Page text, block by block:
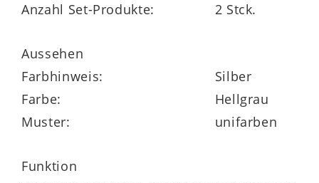
bügelarm
Öko-Tex® Standard 100
Maße
Bettbezug ca. 155 x 220 cm (BxL)
Anzahl Set-Produkte:
2 Stck.
Aussehen
Farbhinweis:
Silber
Farbe:
Hellgrau
Muster:
unifarben
Funktion